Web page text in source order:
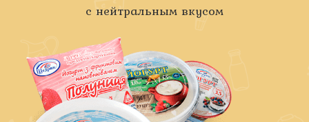
с нейтральным вкусом